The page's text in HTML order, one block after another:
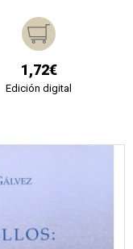
1,72€
Edición digital